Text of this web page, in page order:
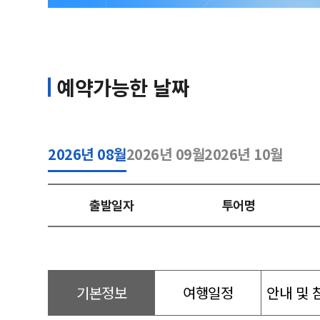
예약가능한 날짜
2026년 08월2026년 09월2026년 10월
출발일자 투어명
기본정보 여행일정 안내 및